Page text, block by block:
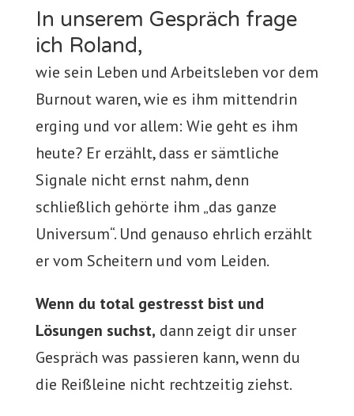
In unserem Gespräch frage
ich Roland,
wie sein Leben und Arbeitsleben vor dem
Burnout waren, wie es ihm mittendrin
erging und vor allem: Wie geht es ihm
heute? Er erzählt, dass er sämtliche
Signale nicht ernst nahm, denn
schließlich gehörte ihm „das ganze
Universum“. Und genauso ehrlich erzählt
er vom Scheitern und vom Leiden.
Wenn du total gestresst bist und
Lösungen suchst, dann zeigt dir unser
Gespräch was passieren kann, wenn du
die Reißleine nicht rechtzeitig ziehst.